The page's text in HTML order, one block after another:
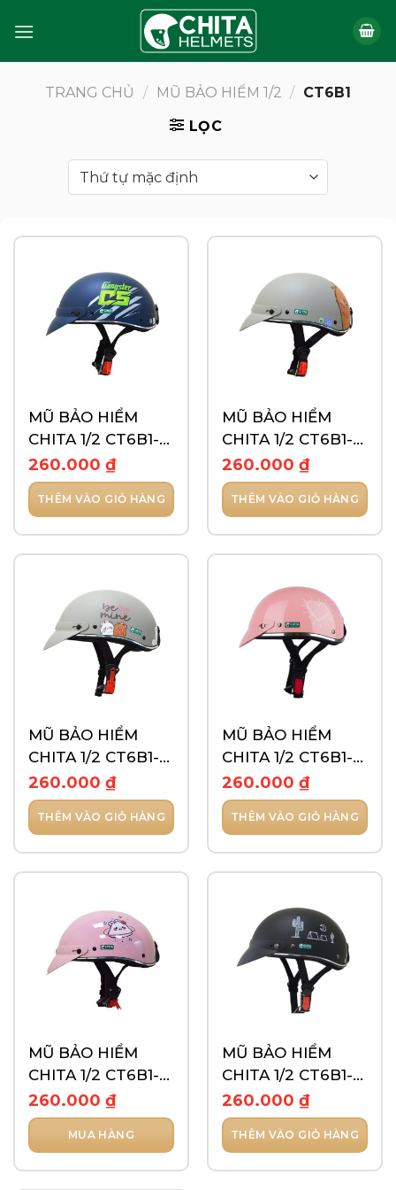
qua
TRANG CHỦ
/ MŨ BẢO HIỂM 1/2 / CT6B1
LỌC
MŨ BẢO HIỂM
CHITA 1/2 CT6B1-
TEM C5
260.000 ₫
THÊM VÀO GIỎ HÀNG
MŨ BẢO HIỂM
CHITA 1/2 CT6B1-
TEM GẤU NÂU
260.000 ₫
THÊM VÀO GIỎ HÀNG
MŨ BẢO HIỂM
CHITA 1/2 CT6B1-
TEM GẤU TRẮNG
260.000 ₫
THÊM VÀO GIỎ HÀNG
MŨ BẢO HIỂM
CHITA 1/2 CT6B1-
TEM GO LOVE
260.000 ₫
THÊM VÀO GIỎ HÀNG
MŨ BẢO HIỂM
CHITA 1/2 CT6B1-
TEM LUCKY
260.000 ₫
MUA HÀNG
MŨ BẢO HIỂM
CHITA 1/2 CT6B1-
TEM ROAD TRIP
260.000 ₫
THÊM VÀO GIỎ HÀNG